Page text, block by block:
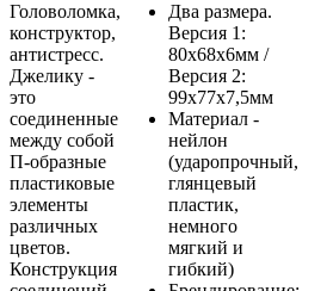
Головоломка,
конструктор,
антистресс.
Джелику -
это
соединенные
между собой
П-образные
пластиковые
элементы
различных
цветов.
Конструкция
Два размера.
Версия 1:
80x68х6мм /
Версия 2:
99x77х7,5мм
Материал -
нейлон
(ударопрочный,
глянцевый
пластик,
немного
мягкий и
гибкий)